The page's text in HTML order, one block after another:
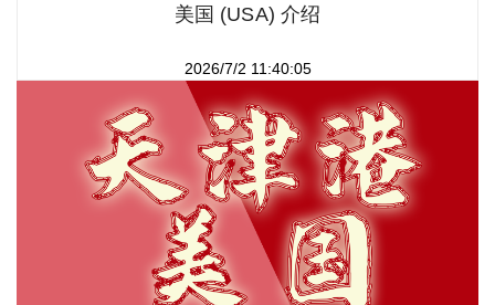
美国 (USA) 介绍
2026/7/2 11:40:05